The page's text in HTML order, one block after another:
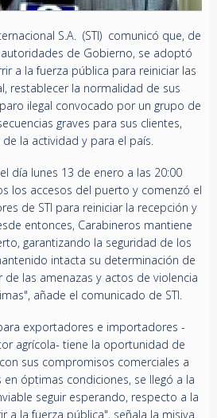
S.A. (STI) comunicó que, de
de Gobierno, se adoptó
a la fuerza pública para reiniciar las
restablecer la normalidad de sus
ilegal convocado por un grupo de
graves para sus clientes,
la actividad y para el país.
día lunes 13 de enero a las 20:00
los accesos del puerto y comenzó el
de STI para reiniciar la recepción y
entonces, Carabineros mantiene
garantizando la seguridad de los
intacta su determinación de
las amenazas y actos de violencia
añade el comunicado de STI.
exportadores e importadores -
agrícola- tiene la oportunidad de
sus compromisos comerciales a
óptimas condiciones, se llegó a la
seguir esperando, respecto a la
a la fuerza pública", señala la misiva.